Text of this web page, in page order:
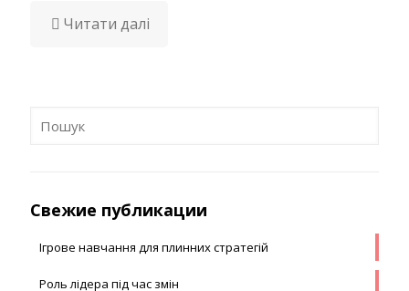
Читати далі
Свежие публикации
Ігрове навчання для плинних стратегій
Роль лідера під час змін